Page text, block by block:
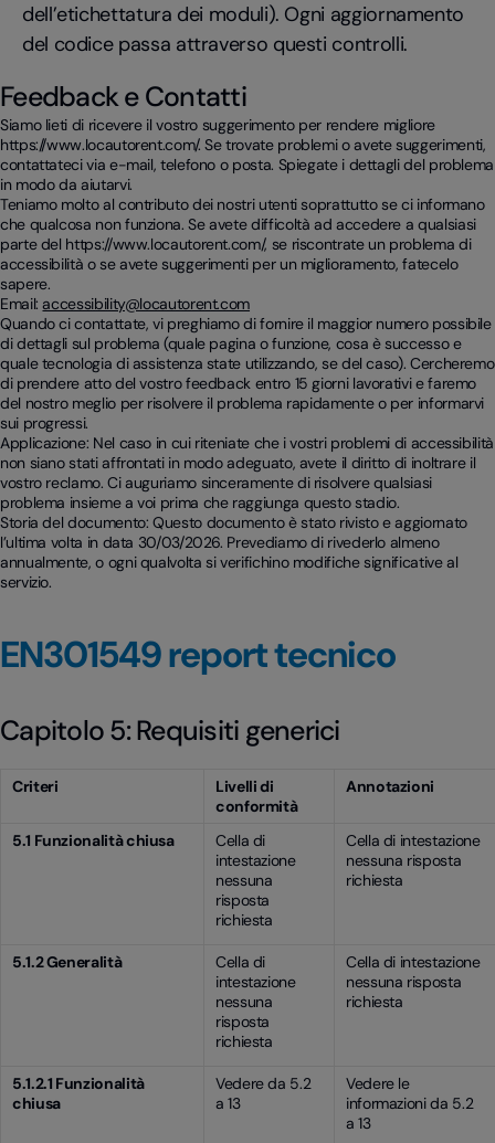
dell’etichettatura dei moduli). Ogni aggiornamento
del codice passa attraverso questi controlli.
Feedback e Contatti
Siamo lieti di ricevere il vostro suggerimento per rendere migliore
https://www.locautorent.com/. Se trovate problemi o avete suggerimenti,
contattateci via e-mail, telefono o posta. Spiegate i dettagli del problema
in modo da aiutarvi.
Teniamo molto al contributo dei nostri utenti soprattutto se ci informano
che qualcosa non funziona. Se avete difficoltà ad accedere a qualsiasi
parte del https://www.locautorent.com/, se riscontrate un problema di
accessibilità o se avete suggerimenti per un miglioramento, fatecelo
sapere.
Email:accessibility@locautorent.com
Quando ci contattate, vi preghiamo di fornire il maggior numero possibile
di dettagli sul problema (quale pagina o funzione, cosa è successo e
quale tecnologia di assistenza state utilizzando, se del caso). Cercheremo
di prendere atto del vostro feedback entro 15 giorni lavorativi e faremo
del nostro meglio per risolvere il problema rapidamente o per informarvi
sui progressi.
Applicazione: Nel caso in cui riteniate che i vostri problemi di accessibilità
non siano stati affrontati in modo adeguato, avete il diritto di inoltrare il
vostro reclamo. Ci auguriamo sinceramente di risolvere qualsiasi
problema insieme a voi prima che raggiunga questo stadio.
Storia del documento: Questo documento è stato rivisto e aggiornato
l’ultima volta in data 30/03/2026. Prevediamo di rivederlo almeno
annualmente, o ogni qualvolta si verifichino modifiche significative al
servizio.
EN301549 report tecnico
Capitolo 5: Requisiti generici
Criteri
Livelli di
conformità
Annotazioni
5.1 Funzionalità chiusa
Cella di
intestazione
nessuna
risposta
richiesta
Cella di intestazione
nessuna risposta
richiesta
5.1.2 Generalità
Cella di
intestazione
nessuna
risposta
richiesta
Cella di intestazione
nessuna risposta
richiesta
5.1.2.1 Funzionalità
chiusa
Vedere da 5.2
a 13
Vedere le
informazioni da 5.2
a 13